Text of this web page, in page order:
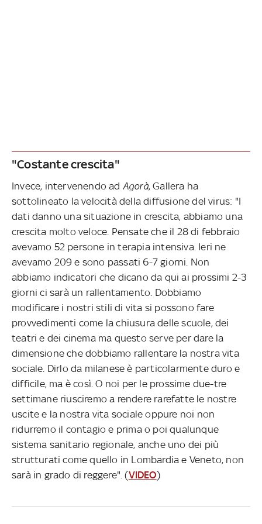
"Costante crescita"
Invece, intervenendo ad Agorà, Gallera ha
sottolineato la velocità della diffusione del virus: "I
dati danno una situazione in crescita, abbiamo una
crescita molto veloce. Pensate che il 28 di febbraio
avevamo 52 persone in terapia intensiva. Ieri ne
avevamo 209 e sono passati 6-7 giorni. Non
abbiamo indicatori che dicano da qui ai prossimi 2-3
giorni ci sarà un rallentamento. Dobbiamo
modificare i nostri stili di vita si possono fare
provvedimenti come la chiusura delle scuole, dei
teatri e dei cinema ma questo serve per dare la
dimensione che dobbiamo rallentare la nostra vita
sociale. Dirlo da milanese è particolarmente duro e
difficile, ma è così. O noi per le prossime due-tre
settimane riusciremo a rendere rarefatte le nostre
uscite e la nostra vita sociale oppure noi non
ridurremo il contagio e prima o poi qualunque
sistema sanitario regionale, anche uno dei più
strutturati come quello in Lombardia e Veneto, non
sarà in grado di reggere". (VIDEO)